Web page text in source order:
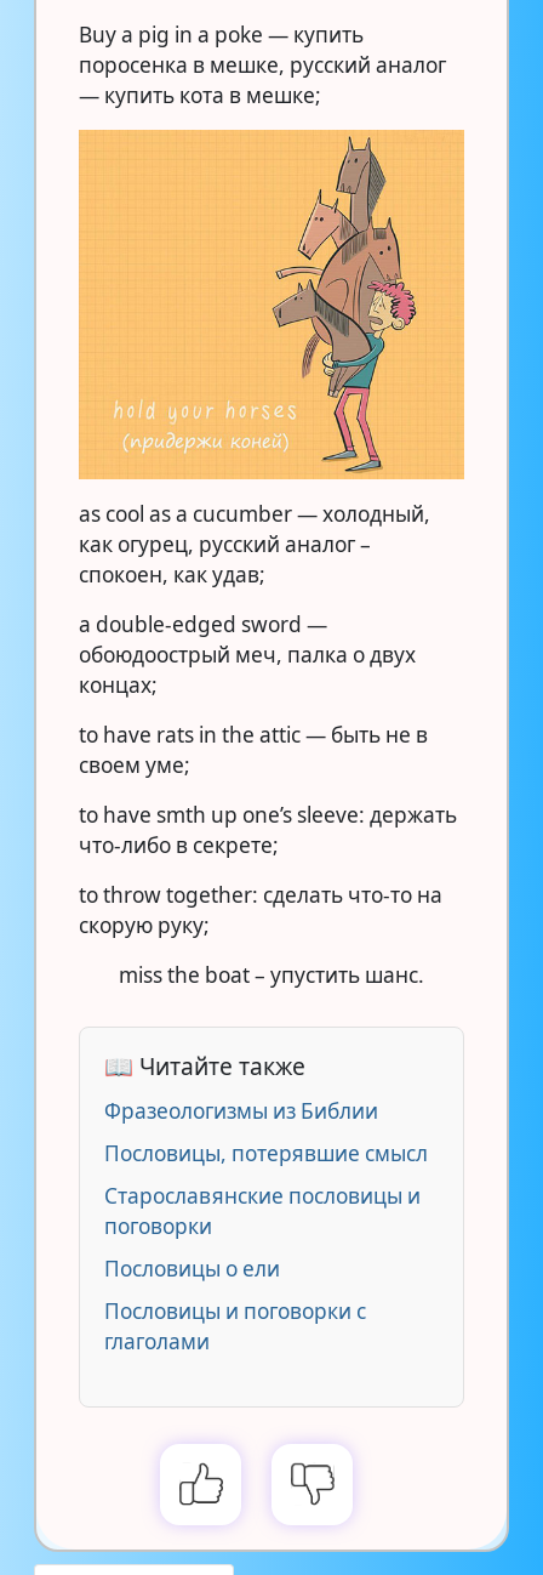
Buy a pig in a poke — купить
поросенка в мешке, русский аналог
— купить кота в мешке;
as cool as a cucumber — холодный,
как огурец, русский аналог –
спокоен, как удав;
a double-edged sword —
обоюдоострый меч, палка о двух
концах;
to have rats in the attic — быть не в
своем уме;
to have smth up one’s sleeve: держать
что-либо в секрете;
to throw together: сделать что-то на
скорую руку;
miss the boat – упустить шанс.
📖 Читайте также
Фразеологизмы из Библии
Пословицы, потерявшие смысл
Старославянские пословицы и
поговорки
Пословицы о ели
Пословицы и поговорки с
глаголами